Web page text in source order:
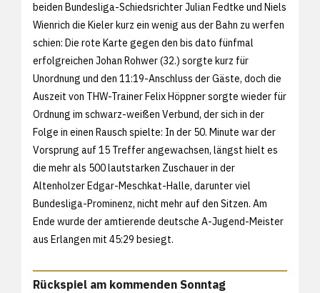
beiden Bundesliga-Schiedsrichter Julian Fedtke und Niels
Wienrich die Kieler kurz ein wenig aus der Bahn zu werfen
schien: Die rote Karte gegen den bis dato fünfmal
erfolgreichen Johan Rohwer (32.) sorgte kurz für
Unordnung und den 11:19-Anschluss der Gäste, doch die
Auszeit von THW-Trainer Felix Höppner sorgte wieder für
Ordnung im schwarz-weißen Verbund, der sich in der
Folge in einen Rausch spielte: In der 50. Minute war der
Vorsprung auf 15 Treffer angewachsen, längst hielt es
die mehr als 500 lautstarken Zuschauer in der
Altenholzer Edgar-Meschkat-Halle, darunter viel
Bundesliga-Prominenz, nicht mehr auf den Sitzen. Am
Ende wurde der amtierende deutsche A-Jugend-Meister
aus Erlangen mit 45:29 besiegt.
Rückspiel am kommenden Sonntag